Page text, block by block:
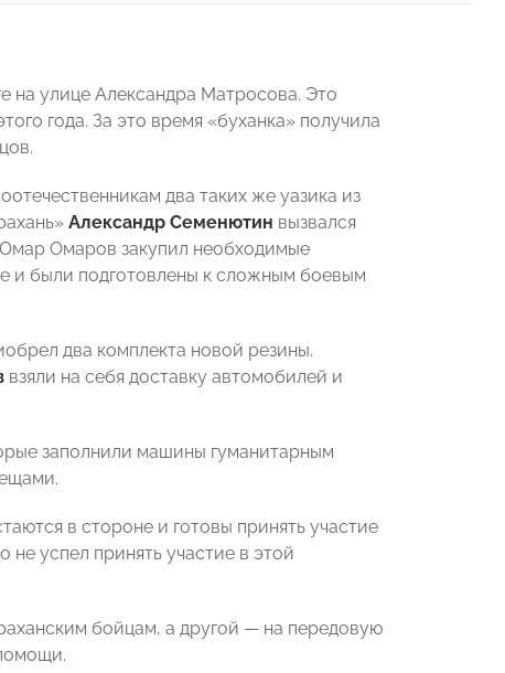
на улице Александра Матросова. Это
года. За это время «буханка» получила
два таких же уазика из
Александр Семенютин вызвался
Омаров закупил необходимые
и были подготовлены к сложным боевым
два комплекта новой резины.
взяли на себя доставку автомобилей и
заполнили машины гуманитарным
в стороне и готовы принять участие
не успел принять участие в этой
бойцам, а другой — на передовую